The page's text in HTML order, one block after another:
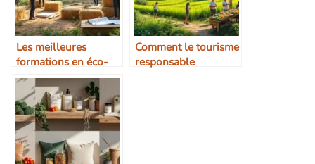
Les meilleures
formations en éco-
construction
Comment le tourisme
responsable